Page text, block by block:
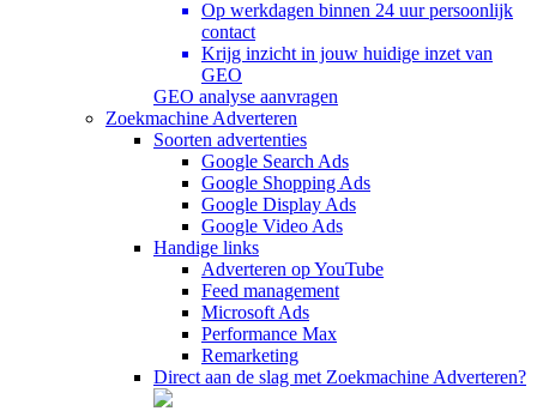
Op werkdagen binnen 24 uur persoonlijk
contact
Krijg inzicht in jouw huidige inzet van
GEO
GEO analyse aanvragen
Zoekmachine Adverteren
Soorten advertenties
Google Search Ads
Google Shopping Ads
Google Display Ads
Google Video Ads
Handige links
Adverteren op YouTube
Feed management
Microsoft Ads
Performance Max
Remarketing
Direct aan de slag met Zoekmachine Adverteren?